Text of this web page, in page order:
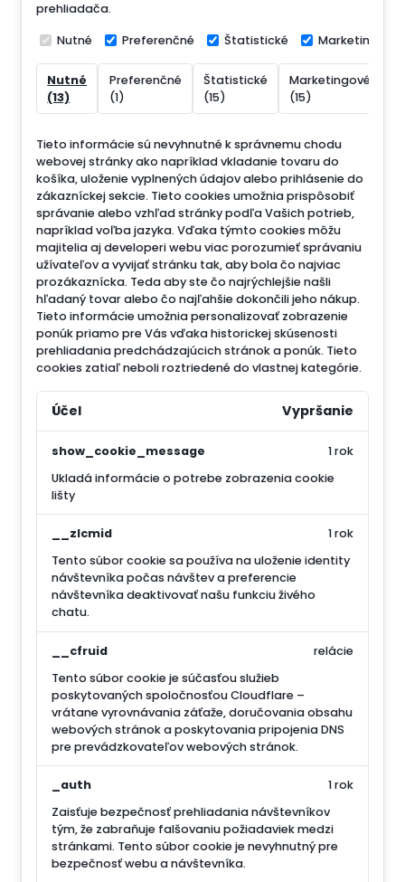
prehliadača.
Nutné Preferenčné Štatistické Marketingové
Nutné
(13)
Preferenčné
(1)
Štatistické
(15)
Marketingové
(15)
Tieto informácie sú nevyhnutné k správnemu chodu
webovej stránky ako napríklad vkladanie tovaru do
košíka, uloženie vyplnených údajov alebo prihlásenie do
zákazníckej sekcie. Tieto cookies umožnia prispôsobiť
správanie alebo vzhľad stránky podľa Vašich potrieb,
napríklad voľba jazyka. Vďaka týmto cookies môžu
majitelia aj developeri webu viac porozumieť správaniu
užívateľov a vyvijať stránku tak, aby bola čo najviac
prozákaznícka. Teda aby ste čo najrýchlejšie našli
hľadaný tovar alebo čo najľahšie dokončili jeho nákup.
Tieto informácie umožnia personalizovať zobrazenie
ponúk priamo pre Vás vďaka historickej skúsenosti
prehliadania predchádzajúcich stránok a ponúk. Tieto
cookies zatiaľ neboli roztriedené do vlastnej kategórie.
Účel Vypršanie
show_cookie_message
Ukladá informácie o potrebe zobrazenia cookie
lišty
1 rok
__zlcmid
Tento súbor cookie sa používa na uloženie identity
návštevníka počas návštev a preferencie
návštevníka deaktivovať našu funkciu živého
chatu.
1 rok
__cfruid
Tento súbor cookie je súčasťou služieb
poskytovaných spoločnosťou Cloudflare –
vrátane vyrovnávania záťaže, doručovania obsahu
webových stránok a poskytovania pripojenia DNS
pre prevádzkovateľov webových stránok.
relácie
_auth
Zaisťuje bezpečnosť prehliadania návštevníkov
tým, že zabraňuje falšovaniu požiadaviek medzi
stránkami. Tento súbor cookie je nevyhnutný pre
bezpečnosť webu a návštevníka.
1 rok